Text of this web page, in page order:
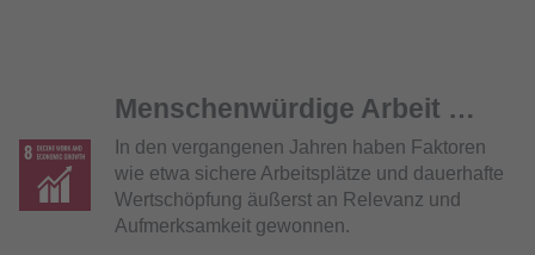
Menschenwürdige Arbeit …
In den vergangenen Jahren haben Faktoren
wie etwa sichere Arbeitsplätze und dauerhafte
Wertschöpfung äußerst an Relevanz und
Aufmerksamkeit gewonnen.